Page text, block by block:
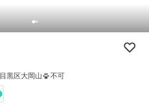
目黒区大岡山 不可